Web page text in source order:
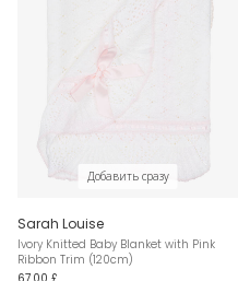
Добавить сразу
Sarah Louise
Ivory Knitted Baby Blanket with Pink
Ribbon Trim (120cm)